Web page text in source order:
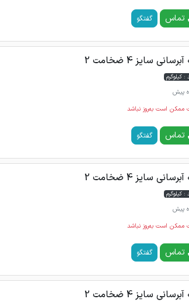
تماس گفتگو
سایز 4 ضخامت 2
: کیلوگرم
ممکن است به‌روز نباشد
تماس گفتگو
سایز 4 ضخامت 2
: کیلوگرم
ممکن است به‌روز نباشد
تماس گفتگو
سایز 4 ضخامت 2